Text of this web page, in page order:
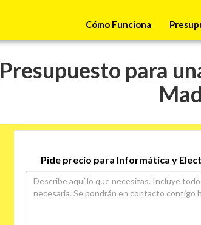
Cómo Funciona
para
Pide precio para Informática y